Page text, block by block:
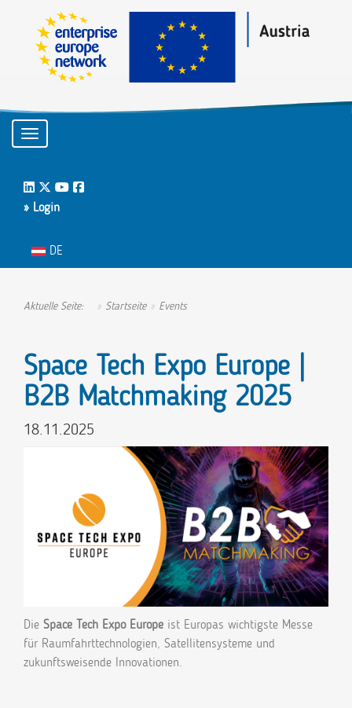
Toggle navigation
LinkedIn
Twitter
Youtube
Facebook
» Login
Sprache auswählen
DE
Aktuelle Seite: Startseite Events
Space Tech Expo Europe |
B2B Matchmaking 2025
18.11.2025
Die Space Tech Expo Europe ist Europas wichtigste Messe
für Raumfahrttechnologien, Satellitensysteme und
zukunftsweisende Innovationen.